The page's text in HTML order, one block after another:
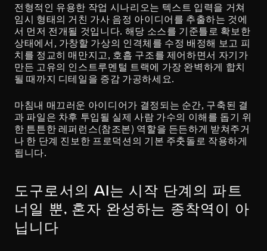
전형적인 유용한 작업 시나리오는 텍스트 입력을 거쳐
임시 형태의 거친 가사 음정 아이디어를 추출하는 것에
서 먼저 전개될 것입니다. 해당 소스를 기준틀로 확보한
상태에서, 가창할 가상의 인격체를 수정 배정해 보고 피
치를 정교히 매만지고, 호흡 구조를 제어하면서 자기가
만든 고유의 인스트루멘털 트랙에 가장 완벽하게 합치
될 때까지 디테일을 증감 가공하세요.
마침내 매끄러운 아이디어가 결정되는 순간, 구축된 결
과 파일은 차후 투입될 실제 사람 가수의 이해를 돕기 위
한 튼튼한 레퍼런스(참조본) 역할을 든든하게 받쳐주거
나 한 단계 진보한 프로덕션의 기본 주춧돌로 작용하게
됩니다.
도구로서의 AI는 시작 단계의 파트
너일 뿐, 혼자 완성하는 종착역이 아
닙니다